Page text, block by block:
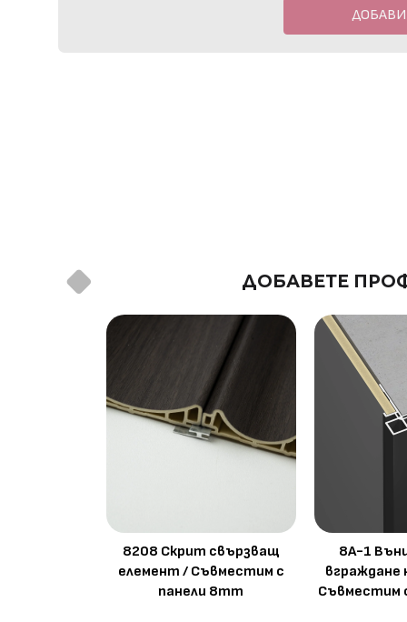
ДОБАВЕТЕ
8208 Скрит свързващ
елемент / Съвместим с
панели 8mm
8A-1
вграждане
Съвместим